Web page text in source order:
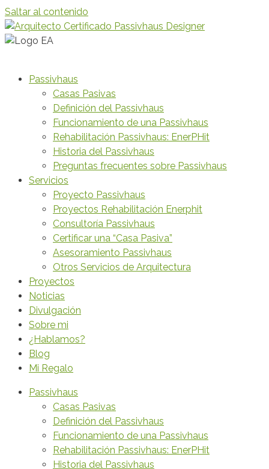
Saltar al contenido
Passivhaus
Casas Pasivas
Definición del Passivhaus
Funcionamiento de una Passivhaus
Rehabilitación Passivhaus: EnerPHit
Historia del Passivhaus
Preguntas frecuentes sobre Passivhaus
Servicios
Proyecto Passivhaus
Proyectos Rehabilitación Enerphit
Consultoría Passivhaus
Certificar una “Casa Pasiva”
Asesoramiento Passivhaus
Otros Servicios de Arquitectura
Proyectos
Noticias
Divulgación
Sobre mi
¿Hablamos?
Blog
Mi Regalo
Passivhaus
Casas Pasivas
Definición del Passivhaus
Funcionamiento de una Passivhaus
Rehabilitación Passivhaus: EnerPHit
Historia del Passivhaus